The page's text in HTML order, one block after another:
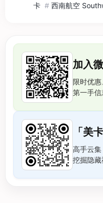
卡 # 西南航空
加入
限时优
第一手信
「美
高手云
挖掘隐藏